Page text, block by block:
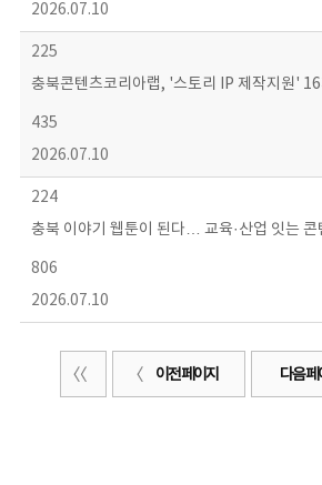
2026.07.10
225
충북콘텐츠코리아랩, '스토리 IP 제작지원' 16
435
2026.07.10
224
충북 이야기 웹툰이 된다… 교육·산업 잇는 콘
806
2026.07.10
이전 페이지 다음 페